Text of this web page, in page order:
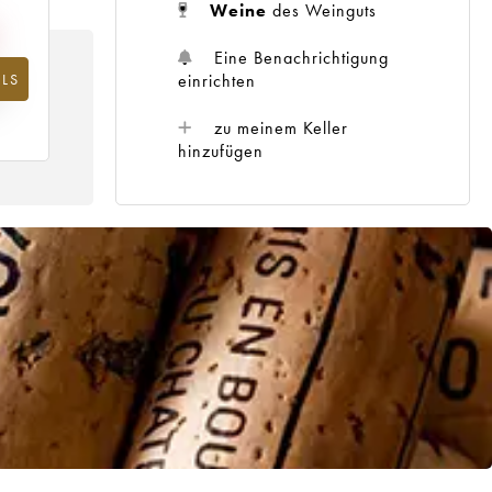
Weine des Weinguts
Eine Benachrichtigung
einrichten
zu meinem Keller
hinzufügen